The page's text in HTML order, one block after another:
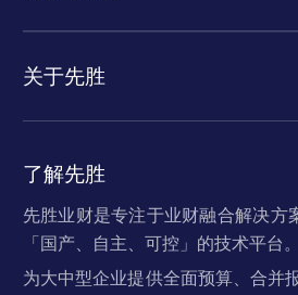
关于先胜
了解先胜
先胜业财是专注于业财融合解决方
「国产、自主、可控」的技术平台。
为大中型企业提供全面预算、合并